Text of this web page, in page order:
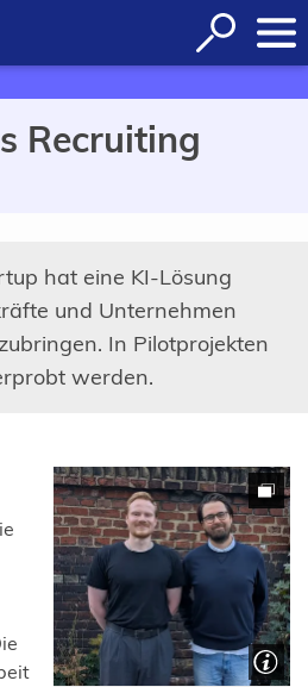
Suche
öffnen
Recruiting
hat eine KI-Lösung
und Unternehmen
In Pilotprojekten
werden.